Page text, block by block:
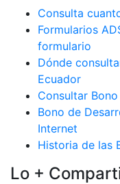
Consulta
Formularios
formulario
Dónde
Ecuador
Consultar
Bono de
Internet
Historia de las
Lo +